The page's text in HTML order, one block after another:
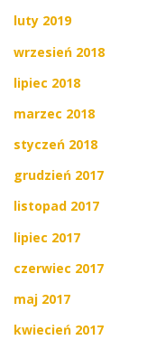
luty 2019
wrzesień 2018
lipiec 2018
marzec 2018
styczeń 2018
grudzień 2017
listopad 2017
lipiec 2017
czerwiec 2017
maj 2017
kwiecień 2017